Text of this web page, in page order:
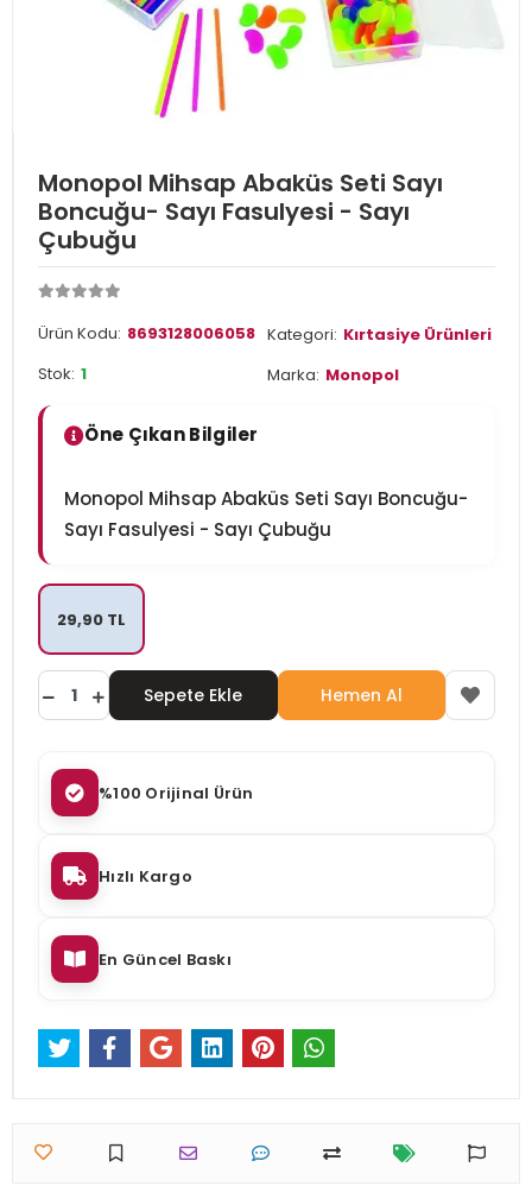
Monopol Mihsap Abaküs Seti Sayı
Boncuğu- Sayı Fasulyesi - Sayı
Çubuğu
Ürün Kodu: 8693128006058 Kategori: Kırtasiye Ürünleri
Stok: 1 Marka: Monopol
Öne Çıkan Bilgiler
Monopol Mihsap Abaküs Seti Sayı Boncuğu-
Sayı Fasulyesi - Sayı Çubuğu
29,90 TL
Sepete Ekle Hemen Al
%100 Orijinal Ürün
Hızlı Kargo
En Güncel Baskı